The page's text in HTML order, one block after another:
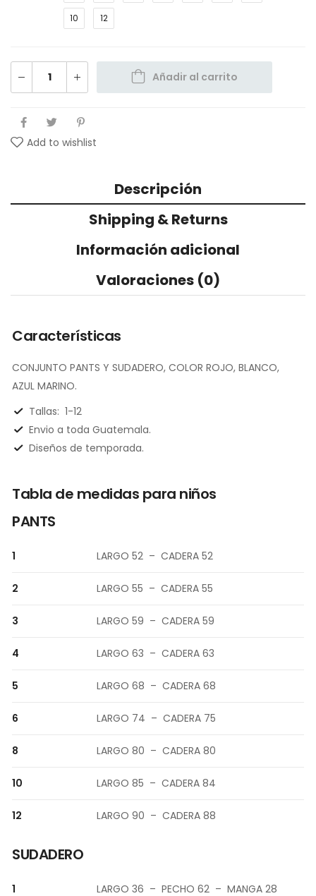
10 12
Añadir al carrito
Add to wishlist
Descripción
Shipping & Returns
Información adicional
Valoraciones (0)
Características
CONJUNTO PANTS Y SUDADERO, COLOR ROJO, BLANCO,
AZUL MARINO.
Tallas: 1-12
Envio a toda Guatemala.
Diseños de temporada.
Tabla de medidas para niños
PANTS
1 LARGO 52 – CADERA 52
2 LARGO 55 – CADERA 55
3 LARGO 59 – CADERA 59
4 LARGO 63 – CADERA 63
5 LARGO 68 – CADERA 68
6 LARGO 74 – CADERA 75
8 LARGO 80 – CADERA 80
10 LARGO 85 – CADERA 84
12 LARGO 90 – CADERA 88
SUDADERO
1 LARGO 36 – PECHO 62 – MANGA 28